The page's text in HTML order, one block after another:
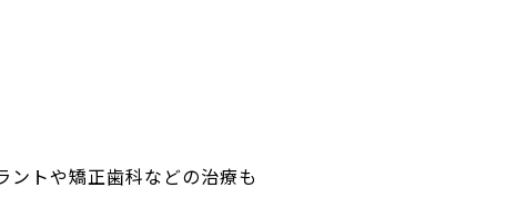
ントや矯正歯科などの治療も